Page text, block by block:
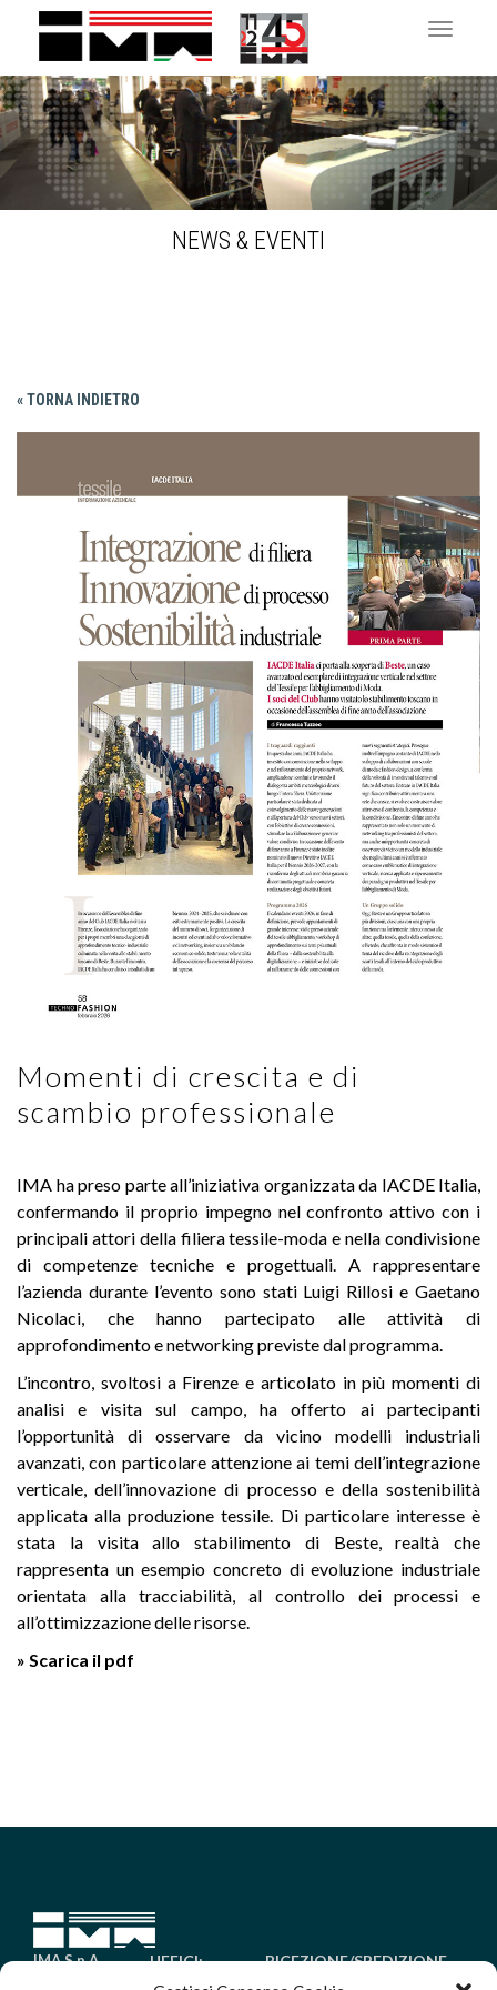
Toggle
NEWS & EVENTI
« TORNA INDIETRO
Momenti di crescita e di
scambio professionale
IMA ha preso parte all’iniziativa organizzata da IACDE Italia,
confermando il proprio impegno nel confronto attivo con i
principali attori della filiera tessile-moda e nella condivisione
di competenze tecniche e progettuali. A rappresentare
l’azienda durante l’evento sono stati Luigi Rillosi e Gaetano
Nicolaci, che hanno partecipato alle attività di
approfondimento e networking previste dal programma.
L’incontro, svoltosi a Firenze e articolato in più momenti di
analisi e visita sul campo, ha offerto ai partecipanti
l’opportunità di osservare da vicino modelli industriali
avanzati, con particolare attenzione ai temi dell’integrazione
verticale, dell’innovazione di processo e della sostenibilità
applicata alla produzione tessile. Di particolare interesse è
stata la visita allo stabilimento di Beste, realtà che
rappresenta un esempio concreto di evoluzione industriale
orientata alla tracciabilità, al controllo dei processi e
all’ottimizzazione delle risorse.
» Scarica il pdf
IMA S.p.A.
UFFICI:
RICEZIONE/SPEDIZIONE